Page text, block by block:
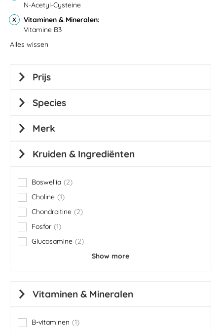
N-Acetyl-Cysteine
Vitaminen & Mineralen
Vitamine B3
Alles wissen
Prijs
Species
Merk
Kruiden & Ingrediënten
Boswellia 2
items
Choline 1
item
Chondroitine
2
items
Fosfor 1
item
Glucosamine
2
items
Show more
Vitaminen & Mineralen
B-vitaminen 1
item